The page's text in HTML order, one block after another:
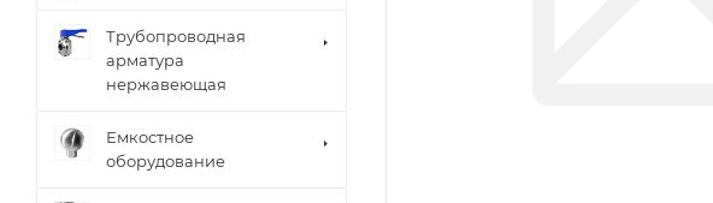
Трубопроводная
арматура
нержавеющая
Емкостное
оборудование